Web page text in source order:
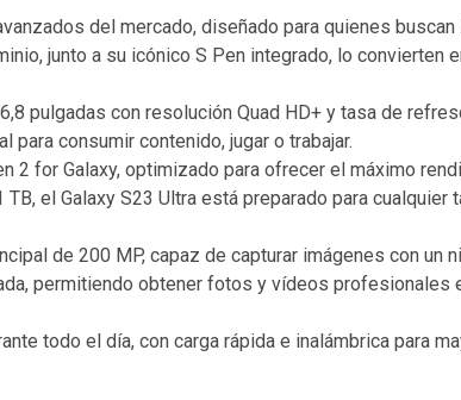
del mercado, diseñado para quienes
junto a su icónico S Pen integrado, lo convierten
pulgadas con resolución Quad HD+ y tasa de
consumir contenido, jugar o trabajar.
2 for Galaxy, optimizado para ofrecer el máximo
el Galaxy S23 Ultra está preparado para
de 200 MP, capaz de capturar imágenes con un
permitiendo obtener fotos y vídeos profesionales
todo el día, con carga rápida e inalámbrica para